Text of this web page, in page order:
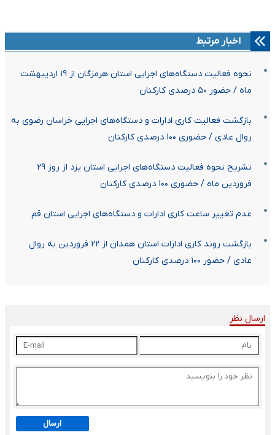
اخبار مرتبط
نحوه فعالیت دستگاه‌های اجرایی استان هرمزگان از ۱۹ اردیبهشت
ماه / حضور ۵۰ درصدی کارکنان
بازگشت فعالیت کاری ادارات و دستگاه‌های اجرایی خراسان رضوی به
روال عادی / حضوری ۱۰۰ درصدی کارکنان
تشریح نحوه فعالیت دستگاه‌های اجرایی استان یزد از روز ۲۹
فروردین ماه / حضوری ۱۰۰ درصدی کارکنان
عدم تغییر ساعت کاری ادارات و دستگاه‌های اجرایی استان قم
بازگشت روند کاری ادارات استان همدان از ۲۲ فروردین به روال
عادی / حضور ۱۰۰ درصدی کارکنان
ارسال نظر
ارسال